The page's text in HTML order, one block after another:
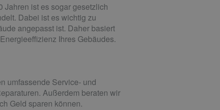
Jahren ist es sogar gesetzlich
Dabei ist es wichtig zu
angepasst ist. Daher basiert
Ihres Gebäudes.
umfassende Service- und
Außerdem beraten wir
Geld sparen können.